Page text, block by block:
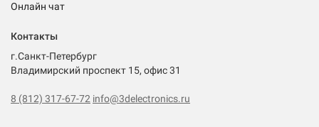
Онлайн чат
Контакты
г.Санкт-Петербург
Владимирский проспект 15, офис 31
8 (812) 317-67-72 info@3delectronics.ru